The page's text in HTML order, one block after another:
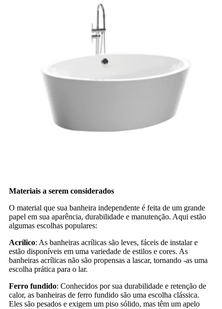
Materiais a serem considerados
O material que sua banheira independente é feita de um grande
papel em sua aparência, durabilidade e manutenção. Aqui estão
algumas escolhas populares:
Acrílico: As banheiras acrílicas são leves, fáceis de instalar e
estão disponíveis em uma variedade de estilos e cores. As
banheiras acrílicas não são propensas a lascar, tornando -as uma
escolha prática para o lar.
Ferro fundido: Conhecidos por sua durabilidade e retenção de
calor, as banheiras de ferro fundido são uma escolha clássica.
Eles são pesados ​​e exigem um piso sólido, mas têm um apelo